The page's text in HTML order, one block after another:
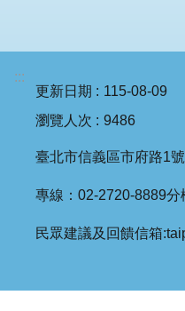
English
:::
更新日期
115-08-09
瀏覽人次
9486
臺北市信義區市府路1
專線：02-2720-8889
民眾建議及回饋信箱